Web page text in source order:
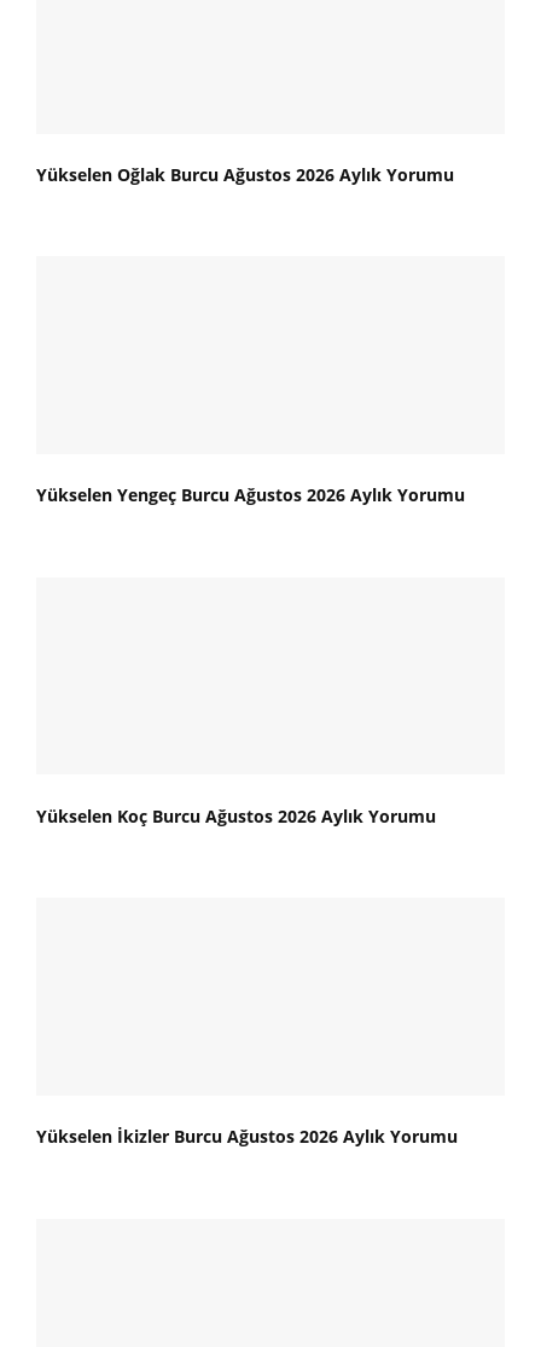
Yükselen Oğlak Burcu Ağustos 2026 Aylık Yorumu
Yükselen Yengeç Burcu Ağustos 2026 Aylık Yorumu
Yükselen Koç Burcu Ağustos 2026 Aylık Yorumu
Yükselen İkizler Burcu Ağustos 2026 Aylık Yorumu